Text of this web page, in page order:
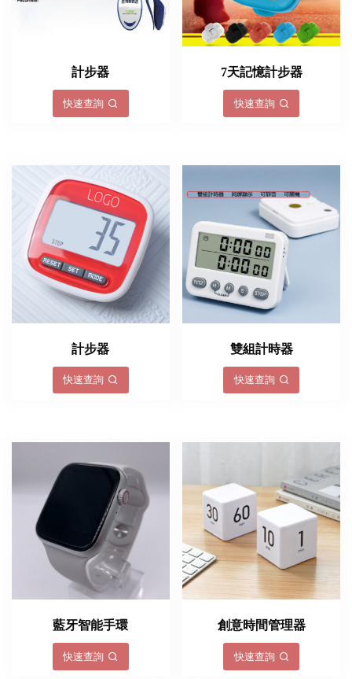
計步器
快速查詢
7天記憶計步器
快速查詢
計步器
快速查詢
雙組計時器
快速查詢
藍牙智能手環
快速查詢
創意時間管理器
快速查詢